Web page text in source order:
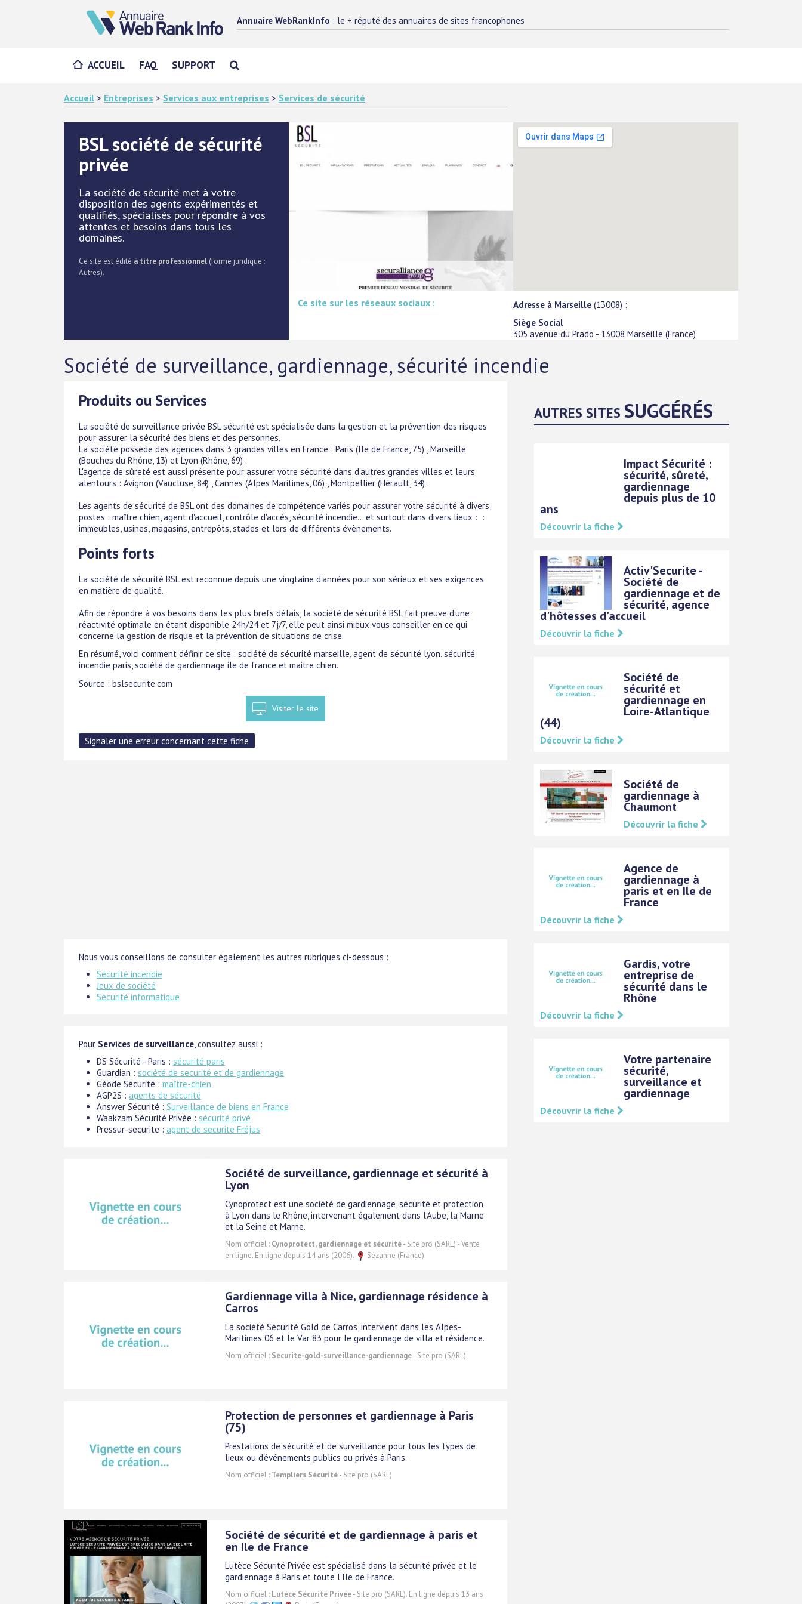
Annuaire WebRankInfo : le + réputé des annuaires de sites francophones
ACCUEIL FAQ SUPPORT
Accueil > Entreprises > Services aux entreprises > Services de sécurité
BSL société de sécurité
privée
La société de sécurité met à votre
disposition des agents expérimentés et
qualifiés, spécialisés pour répondre à vos
attentes et besoins dans tous les
domaines.
Ce site est édité à titre professionnel (forme juridique :
Autres).
Ce site sur les réseaux sociaux : Adresse à Marseille (13008) :
Siège Social
305 avenue du Prado - 13008 Marseille (France)
Société de surveillance, gardiennage, sécurité incendie
Produits ou Services
La société de surveillance privée BSL sécurité est spécialisée dans la gestion et la prévention des risques
pour assurer la sécurité des biens et des personnes.
La société possède des agences dans 3 grandes villes en France : Paris (Ile de France, 75) , Marseille
(Bouches du Rhône, 13) et Lyon (Rhône, 69) .
L'agence de sûreté est aussi présente pour assurer votre sécurité dans d'autres grandes villes et leurs
alentours : Avignon (Vaucluse, 84) , Cannes (Alpes Maritimes, 06) , Montpellier (Hérault, 34) .
Les agents de sécurité de BSL ont des domaines de compétence variés pour assurer votre sécurité à divers
postes : maître chien, agent d'accueil, contrôle d'accès, sécurité incendie... et surtout dans divers lieux : :
immeubles, usines, magasins, entrepôts, stades et lors de différents évènements.
Points forts
La société de sécurité BSL est reconnue depuis une vingtaine d'années pour son sérieux et ses exigences
en matière de qualité.
Afin de répondre à vos besoins dans les plus brefs délais, la société de sécurité BSL fait preuve d'une
réactivité optimale en étant disponible 24h/24 et 7j/7, elle peut ainsi mieux vous conseiller en ce qui
concerne la gestion de risque et la prévention de situations de crise.
En résumé, voici comment définir ce site : société de sécurité marseille, agent de sécurité lyon, sécurité
incendie paris, société de gardiennage ile de france et maitre chien.
Source : bslsecurite.com
Visiter le site
Nous vous conseillons de consulter également les autres rubriques ci-dessous :
Sécurité incendie
Jeux de société
Sécurité informatique
Pour Services de surveillance , consultez aussi :
DS Sécurité - Paris : sécurité paris
Guardian : société de securité et de gardiennage
Géode Sécurité : maître-chien
AGP2S : agents de sécurité
Answer Sécurité : Surveillance de biens en France
Waakzam Sécurité Privée : sécurité privé
Pressur-securite : agent de securite Fréjus
Société de surveillance, gardiennage et sécurité à
Lyon
Cynoprotect est une société de gardiennage, sécurité et protection
à Lyon dans le Rhône, intervenant également dans l'Aube, la Marne
et la Seine et Marne.
Nom officiel : Cynoprotect, gardiennage et sécurité- Site pro (SARL) - Vente
en ligne. En ligne depuis 14 ans (2006).
Sézanne (France)
Gardiennage villa à Nice, gardiennage résidence à
Carros
La société Sécurité Gold de Carros, intervient dans les Alpes-
Maritimes 06 et le Var 83 pour le gardiennage de villa et résidence.
Nom officiel : Securite-gold-surveillance-gardiennage- Site pro (SARL)
Protection de personnes et gardiennage à Paris
(75)
Prestations de sécurité et de surveillance pour tous les types de
lieux ou d'événements publics ou privés à Paris.
Nom officiel : Templiers Sécurité- Site pro (SARL)
Société de sécurité et de gardiennage à paris et
en Ile de France
Lutèce Sécurité Privée est spécialisé dans la sécurité privée et le
gardiennage à Paris et toute l'Ile de France.
Nom officiel : Lutèce Sécurité Privée- Site pro (SARL). En ligne depuis 13 ans
AUTRES SITESSUGGÉRÉS
Impact Sécurité :
sécurité, sûreté,
gardiennage
depuis plus de 10
ans
Découvrir la fiche
Activ'Securite -
Société de
gardiennage et de
sécurité, agence
d'hôtesses d'accueil
Découvrir la fiche
Société de
sécurité et
gardiennage en
Loire-Atlantique
(44)
Découvrir la fiche
Société de
gardiennage à
Chaumont
Découvrir la fiche
Agence de
gardiennage à
paris et en Ile de
France
Découvrir la fiche
Gardis, votre
entreprise de
sécurité dans le
Rhône
Découvrir la fiche
Votre partenaire
sécurité,
surveillance et
gardiennage
Découvrir la fiche